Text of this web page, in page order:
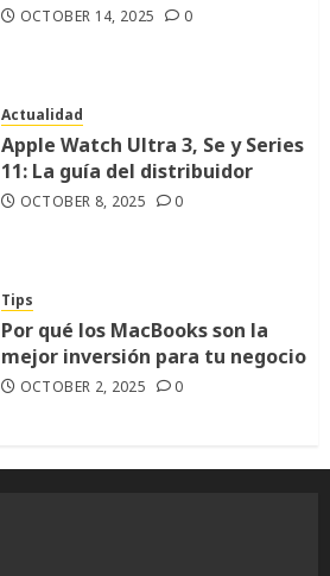
OCTOBER 14, 2025 0
Actualidad
Apple Watch Ultra 3, Se y Series
11: La guía del distribuidor
OCTOBER 8, 2025 0
Tips
Por qué los MacBooks son la
mejor inversión para tu negocio
OCTOBER 2, 2025 0